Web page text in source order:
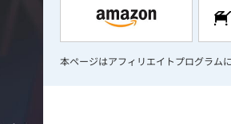
本ページはアフィリエイトプログラム